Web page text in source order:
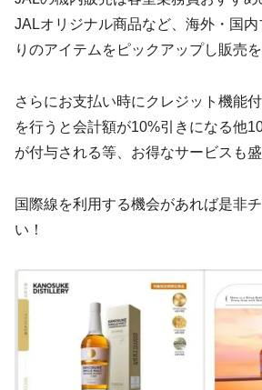
JALオリジナル商品など、海外・国
りのアイテムをピックアップし販売を
さらにお支払い時にクレジット機能
を行うと会計額が10%引きになる他
が付与される等、お得なサービスも盛
国際線を利用する機会があれば是非
い！